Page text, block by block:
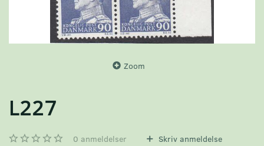
Zoom
L227
0 anmeldelser Skriv anmeldelse